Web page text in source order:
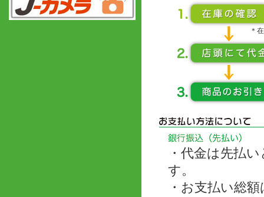
＊
・代金は先払
す。
・お支払い総